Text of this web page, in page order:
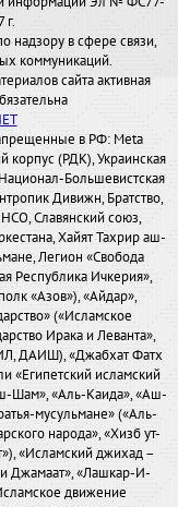
г.
надзору в сфере связи,
коммуникаций.
сайта активная
в РФ: Meta
корпус (РДК), Украинская
Большевистская
Дивижн, Братство,
Славянский союз,
Хайят Тахрир аш-
Легион «Свобода
Республика Ичкерия»,
«Азов»), «Айдар»,
(«Исламское
Ирака и Леванта»,
ДАИШ), «Джабхат Фатх
«Египетский исламский
Шам», «Аль-Каида», «Аш-
мусульмане» («Аль-
народа», «Хизб ут-
«Исламский джихад –
Джамаат», «Лашкар-И-
движение